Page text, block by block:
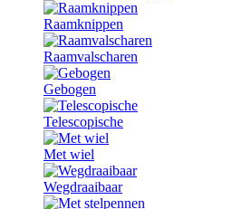
Raamknippen
Raamvalscharen
Gebogen
Telescopische
Met wiel
Wegdraaibaar